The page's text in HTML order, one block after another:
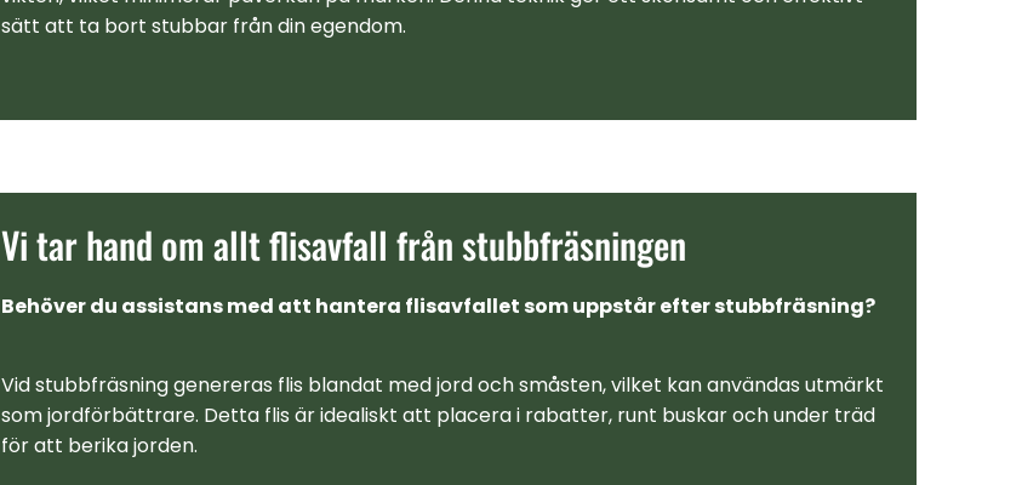
sätt att ta bort stubbar från din egendom.
Vi tar hand om allt flisavfall från stubbfräsningen
Behöver du assistans med att hantera flisavfallet som uppstår efter stubbfräsning?
Vid stubbfräsning genereras flis blandat med jord och småsten, vilket kan användas utmärkt
som jordförbättrare. Detta flis är idealiskt att placera i rabatter, runt buskar och under träd
för att berika jorden.